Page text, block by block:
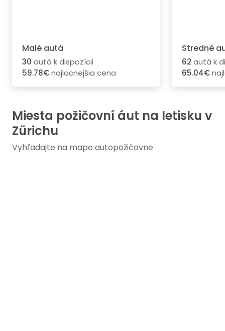
Malé autá
30 autá k dispozícii
59.78€najlacnejšia cena
Stredné
62 autá k
65.04€
Miesta požičovní áut na letisku v
Zürichu
Vyhľadajte na mape autopožičovne